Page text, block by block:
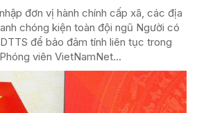
đơn vị hành chính cấp xã, các địa
chóng kiện toàn đội ngũ Người có
để bảo đảm tính liên tục trong
viên VietNamNet...